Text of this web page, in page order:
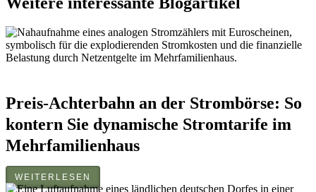
Preis-Achterbahn an der Strombörse: So
kontern Sie dynamische Stromtarife im
Mehrfamilienhaus
WEITERLESEN